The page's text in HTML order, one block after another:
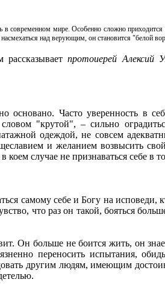
в современном мире. Особенно сложно
над верующим, он становится "белой
рассказываетпротоиерей Алексий
Часто уверенность в
"крутой", – сильно
одеждой, не совсем
и желанием возвысить
случае не признаваться себе в
самому себе и Богу на исповеди,
что раз он такой, бояться
Он больше не боится жить, он
переносить испытания,
другим людям, имеющим